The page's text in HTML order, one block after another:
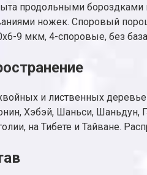
продольными бороздками
ножек. Споровый
9 мкм, 4-споровые, без
хвойных и лиственных
Хэбэй, Шаньси, Шаньдун,
на Тибете и Тайване.